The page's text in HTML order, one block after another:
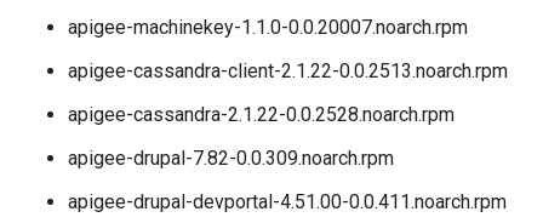
apigee-machinekey-1.1.0-0.0.20007.noarch.rpm
apigee-cassandra-client-2.1.22-0.0.2513.noarch.rpm
apigee-cassandra-2.1.22-0.0.2528.noarch.rpm
apigee-drupal-7.82-0.0.309.noarch.rpm
apigee-drupal-devportal-4.51.00-0.0.411.noarch.rpm